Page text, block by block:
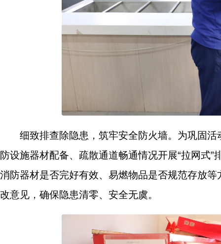
细致排查除隐患，筑牢安全防火墙。为巩固
防设施器材配备、疏散通道畅通情况开展“拉网式
消防器材是否完好有效、易燃物品是否规范存放
改意见，确保隐患清零、安全无虞。